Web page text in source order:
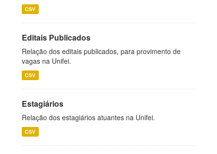
CSV
Editais Publicados
Relação dos editais publicados, para provimento de
vagas na Unifei.
CSV
Estagiários
Relação dos estagiários atuantes na Unifei.
CSV